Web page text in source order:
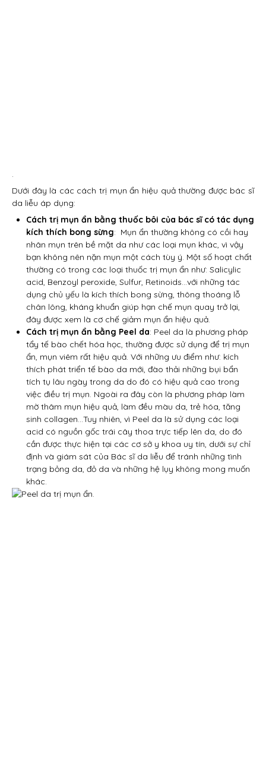
.
Dưới đây là các cách trị mụn ẩn hiệu quả thường được bác sĩ
da liễu áp dụng:
Cách trị mụn ẩn bằng thuốc bôi của bác sĩ có tác dụng
kích thích bong sừng: Mụn ẩn thường không có cồi hay
nhân mụn trên bề mặt da như các loại mụn khác, vì vậy
bạn không nên nặn mụn một cách tùy ý. Một số hoạt chất
thường có trong các loại thuốc trị mụn ẩn như: Salicylic
acid, Benzoyl peroxide, Sulfur, Retinoids…với những tác
dụng chủ yếu là kích thích bong sừng, thông thoáng lỗ
chân lông, kháng khuẩn giúp hạn chế mụn quay trở lại,
đây được xem là cơ chế giảm mụn ẩn hiệu quả.
Cách trị mụn ẩn bằng Peel da: Peel da là phương pháp
tẩy tế bào chết hóa học, thường được sử dụng để trị mụn
ẩn, mụn viêm rất hiệu quả. Với những ưu điểm như: kích
thích phát triển tế bào da mới, đào thải những bụi bẩn
tích tụ lâu ngày trong da do đó có hiệu quả cao trong
việc điều trị mụn. Ngoài ra đây còn là phương pháp làm
mờ thâm mụn hiệu quả, làm đều màu da, trẻ hóa, tăng
sinh collagen…Tuy nhiên, vì Peel da là sử dụng các loại
acid có nguồn gốc trái cây thoa trực tiếp lên da, do đó
cần được thực hiện tại các cơ sở y khoa uy tín, dưới sự chỉ
định và giám sát của Bác sĩ da liễu để tránh những tình
trạng bỏng da, đỏ da và những hệ lụy không mong muốn
khác.